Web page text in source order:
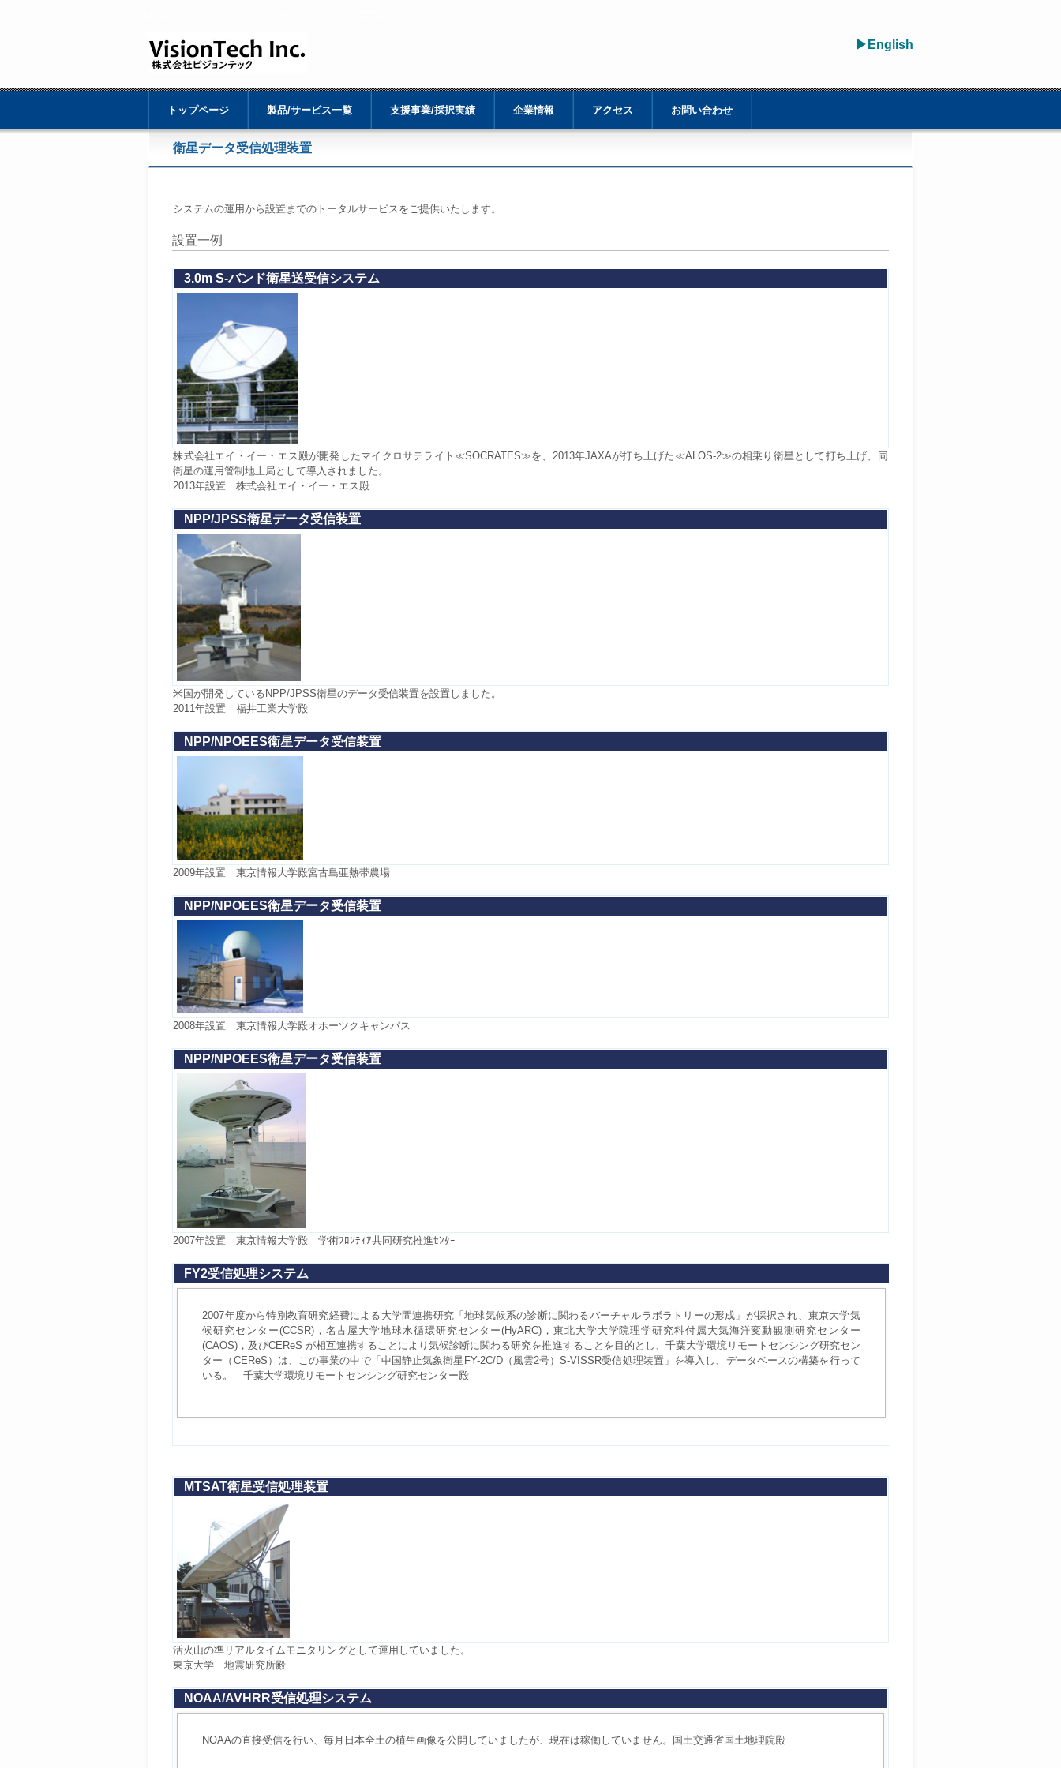
▶English
トップページ 製品/サービス一覧 支援事業/採択実績 企業情報 アクセス お問い合わせ
衛星データ受信処理装置
システムの運用から設置までのトータルサービスをご提供いたします。
設置一例
3.0m S-バンド衛星送受信システム
株式会社エイ・イー・エス殿が開発したマイクロサテライト≪SOCRATES≫を、2013年JAXAが打ち上げた≪ALOS-2≫の相乗り衛星として打ち上げ、同
衛星の運用管制地上局として導入されました。
2013年設置 株式会社エイ・イー・エス殿
NPP/JPSS衛星データ受信装置
米国が開発しているNPP/JPSS衛星のデータ受信装置を設置しました。
2011年設置 福井工業大学殿
NPP/NPOEES衛星データ受信装置
2009年設置 東京情報大学殿宮古島亜熱帯農場
NPP/NPOEES衛星データ受信装置
2008年設置 東京情報大学殿オホーツクキャンパス
NPP/NPOEES衛星データ受信装置
2007年設置 東京情報大学殿 学術ﾌﾛﾝﾃｨｱ共同研究推進ｾﾝﾀｰ
FY2受信処理システム
2007年度から特別教育研究経費による大学間連携研究「地球気候系の診断に関わるバーチャルラボラトリーの形成」が採択され、東京大学気
候研究センター(CCSR)，名古屋大学地球水循環研究センター(HyARC)，東北大学大学院理学研究科付属大気海洋変動観測研究センター
(CAOS)，及びCEReS が相互連携することにより気候診断に関わる研究を推進することを目的とし、千葉大学環境リモートセンシング研究セン
ター（CEReS）は、この事業の中で「中国静止気象衛星FY-2C/D（風雲2号）S-VISSR受信処理装置」を導入し、データベースの構築を行って
いる。 千葉大学環境リモートセンシング研究センター殿
MTSAT衛星受信処理装置
活火山の準リアルタイムモニタリングとして運用していました。
東京大学 地震研究所殿
NOAA/AVHRR受信処理システム
NOAAの直接受信を行い、毎月日本全土の植生画像を公開していましたが、現在は稼働していません。国土交通省国土地理院殿